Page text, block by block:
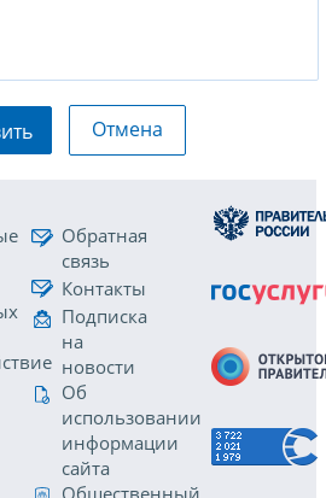
Отмена
Обратная
связь
Контакты
Подписка
на
новости
Об
использовании
информации
сайта
Общественный